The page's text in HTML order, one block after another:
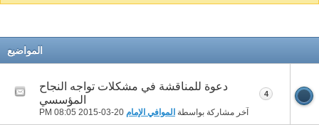
المواضيع
دعوة للمناقشة في مشكلات تواجه النجاح
المؤسسي
آخر مشاركة بواسطة الموافي الإمام 08:05 PM
4